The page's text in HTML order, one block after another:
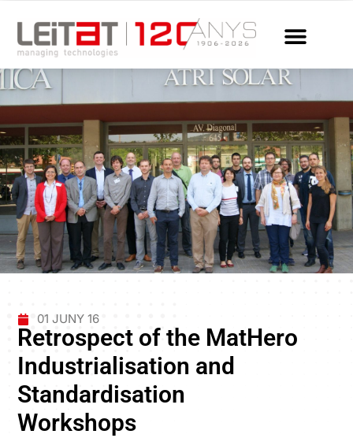
01 JUNY 16
Retrospect of the MatHero
Industrialisation and
Standardisation
Workshops